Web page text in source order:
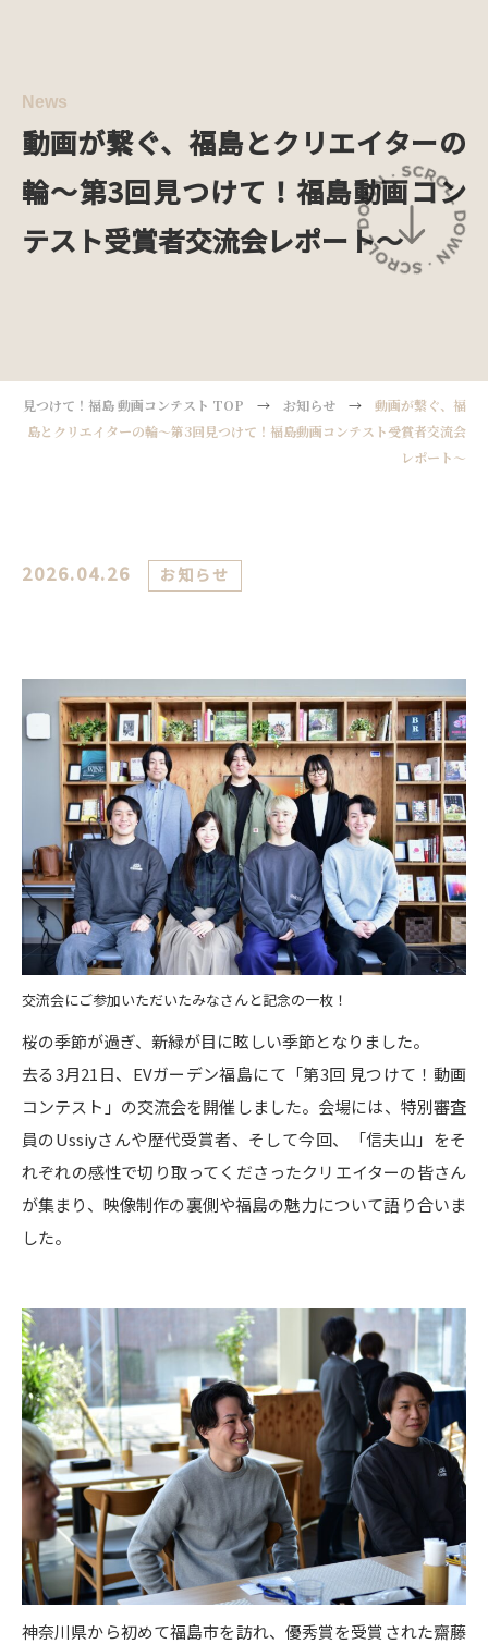
News
動画が繋ぐ、福島とクリエイターの
輪～第3回見つけて！福島動画コン
テスト受賞者交流会レポート～
見つけて！福島 動画コンテスト TOP → お知らせ → 動画が繋ぐ、福
島とクリエイターの輪～第3回見つけて！福島動画コンテスト受賞者交流会
レポート～
2026.04.26 お知らせ
交流会にご参加いただいたみなさんと記念の一枚！
桜の季節が過ぎ、新緑が目に眩しい季節となりました。
去る3月21日、EVガーデン福島にて「第3回 見つけて！動画
コンテスト」の交流会を開催しました。会場には、特別審査
員のUssiyさんや歴代受賞者、そして今回、「信夫山」をそ
れぞれの感性で切り取ってくださったクリエイターの皆さん
が集まり、映像制作の裏側や福島の魅力について語り合いま
した。
神奈川県から初めて福島市を訪れ、優秀賞を受賞された齋藤